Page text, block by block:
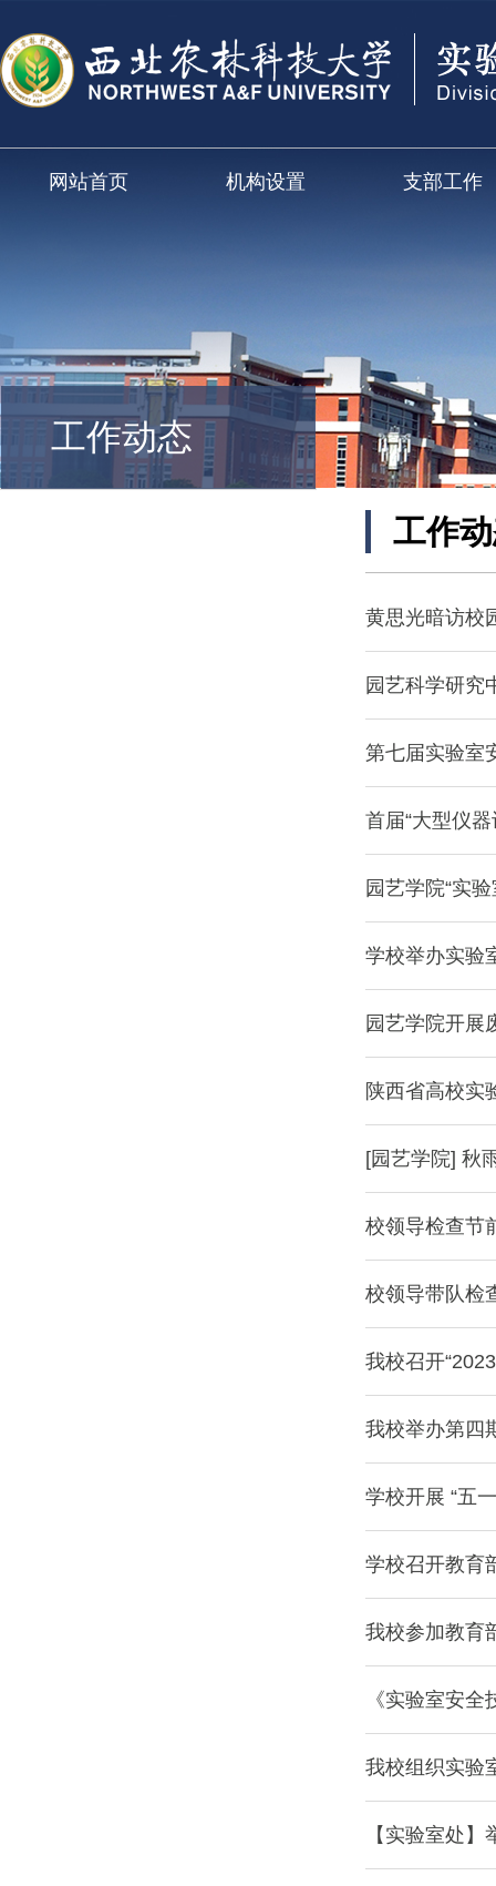
网站首页 机构设置 支部工作
工作动态
工作
黄思光暗访校
园艺科学研究
第七届实验室
首届“大型仪
园艺学院“实
学校举办实验
园艺学院开展
陕西省高校实
[园艺学院] 秋
校领导检查节
校领导带队检
我校召开
我校举办第四
学校开展 “五
学校召开教育
我校参加教育
《实验室安
我校组织实验
【实验室处